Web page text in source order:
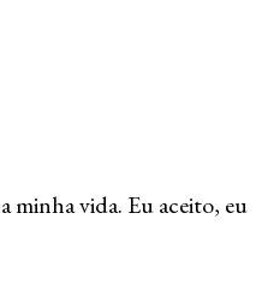
minha vida. Eu aceito, eu